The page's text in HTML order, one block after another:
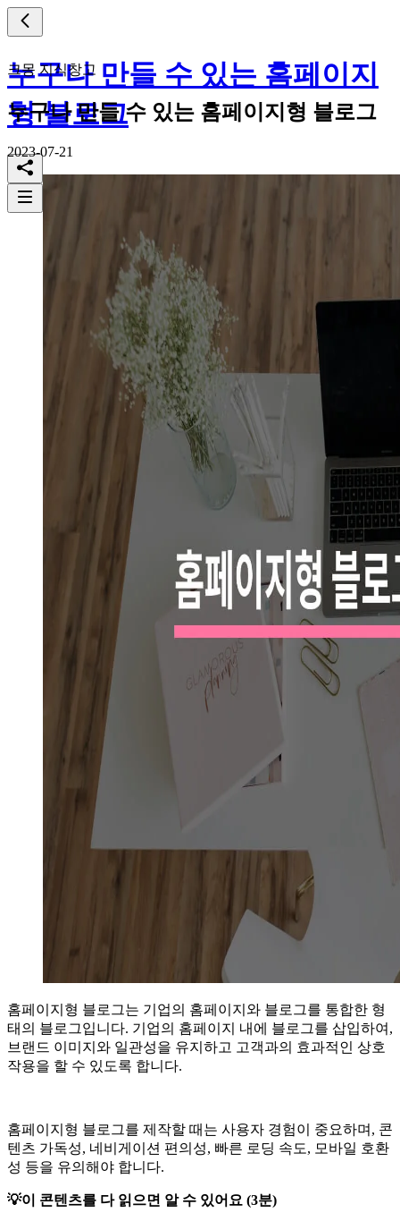
누구나 만들 수 있는 홈페이지
형 블로그
크몽 지식창고
누구나 만들 수 있는 홈페이지형 블로그
2023-07-21
홈페이지형 블로그는 기업의 홈페이지와 블로그를 통합한 형
태의 블로그입니다. 기업의 홈페이지 내에 블로그를 삽입하여,
브랜드 이미지와 일관성을 유지하고 고객과의 효과적인 상호
작용을 할 수 있도록 합니다.
홈페이지형 블로그를 제작할 때는 사용자 경험이 중요하며, 콘
텐츠 가독성, 네비게이션 편의성, 빠른 로딩 속도, 모바일 호환
성 등을 유의해야 합니다.
💡이 콘텐츠를 다 읽으면 알 수 있어요 (3분)